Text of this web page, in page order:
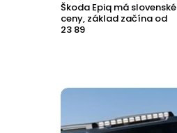
Škoda Epiq má slovenské
ceny, základ začína od
23 89